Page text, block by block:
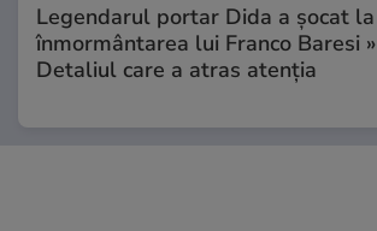
Legendarul portar Dida a șocat la
înmormântarea lui Franco Baresi »
Detaliul care a atras atenția